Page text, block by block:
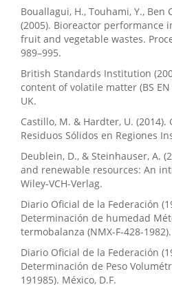
Bouallagui, H., Touhami, Y., Ben
(2005). Bioreactor performance
fruit and vegetable wastes.
989–995.
British Standards Institution
content of volatile matter (BS
UK.
Castillo, M. & Hardter, U.
Residuos Sólidos en Regiones
Deublein, D., & Steinhauser, A.
and renewable resources: An
Wiley-VCH-Verlag.
Diario Oficial de la Federación
Determinación de humedad
termobalanza (NMX-F-428-
Diario Oficial de la Federación
Determinación de Peso
191985). México, D.F.